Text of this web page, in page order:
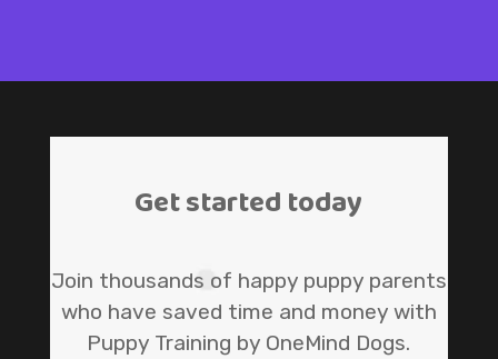
Get started today
Join thousands of happy puppy parents
who have saved time and money with
Puppy Training by OneMind Dogs.